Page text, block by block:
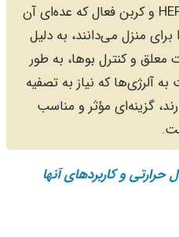
دستگاه تصفیه هوا با فیلتر HEPA و کربن فعال که عده‌ای آن
منزل می‌دانند، به دلیل
و کنترل بوها، به طور
آلرژی‌ها که نیاز به تصفیه
گزینه‌ای مؤثر و مناسب